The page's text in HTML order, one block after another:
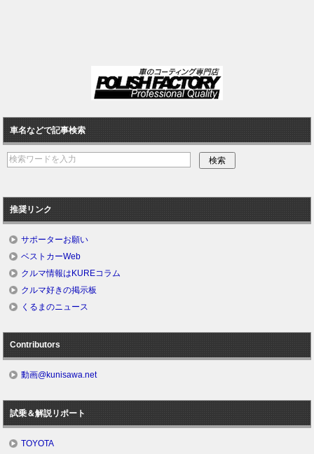
車名などで記事検索
推奨リンク
サポーターお願い
ベストカーWeb
クルマ情報はKUREコラム
クルマ好きの掲示板
くるまのニュース
Contributors
動画@kunisawa.net
試乗＆解説リポート
TOYOTA